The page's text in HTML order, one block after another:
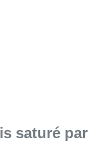
saturé par